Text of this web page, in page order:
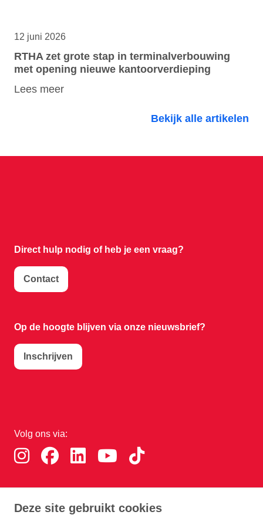
Deze site gebruikt cookies
12 juni 2026
RTHA zet grote stap in terminalverbouwing
met opening nieuwe kantoorverdieping
Lees meer
Bekijk alle artikelen
Direct hulp nodig ofheb je een vraag?
Contact
Op de hoogte blijven via onze nieuwsbrief?
Inschrijven
Volg ons via:
Download de RTHA app: